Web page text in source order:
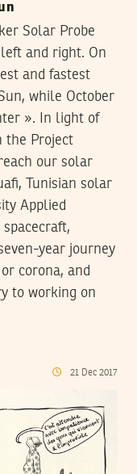
Solar Probe
and right. On
and fastest
while October
». In light of
the Project
our solar
Tunisian solar
Applied
year journey
corona, and
to working on
21 Dec 2017